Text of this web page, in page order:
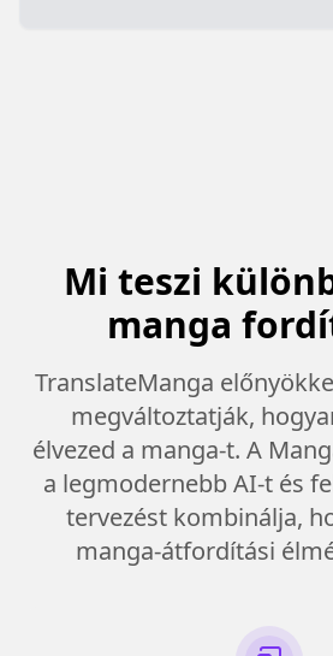
Mi teszi
manga
TranslateManga
megváltoztatják,
élvezed a manga-t. A
a legmodernebb AI-t és
tervezést kombinálja,
manga-átfordítási